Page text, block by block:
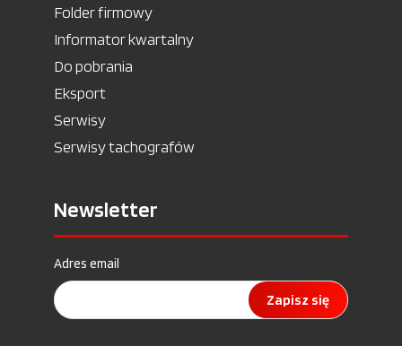
Folder firmowy
Informator kwartalny
Do pobrania
Eksport
Serwisy
Serwisy tachografów
Newsletter
Adres email
Zapisz się